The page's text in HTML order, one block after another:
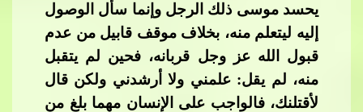
يحسد موسى ذلك الرجل وإنما سأل الوصول
إليه ليتعلم منه، بخلاف موقف قابيل من عدم
قبول الله عز وجل قربانه، فحين لم يتقبل
منه، لم يقل: علمني ولا أرشدني ولكن قال
لأقتلنك، فالواجب على الإنسان مهما بلغ من